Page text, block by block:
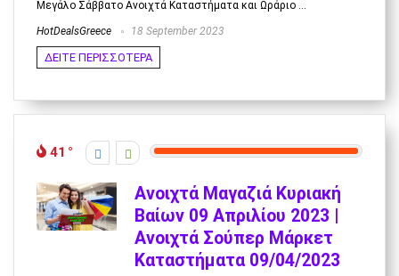
Μεγάλο Σάββατο Ανοιχτά Καταστήματα και Ωράριο ...
HotDealsGreece 18 September 2023
ΔΕΙΤΕ ΠΕΡΙΣΣΟΤΕΡΑ
41
Ανοιχτά Μαγαζιά Κυριακή
Βαίων 09 Απριλίου 2023 |
Ανοιχτά Σούπερ Μάρκετ
Καταστήματα 09/04/2023